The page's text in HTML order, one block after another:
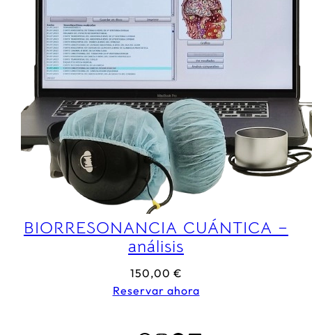
BIORRESONANCIA CUÁNTICA –
análisis
150,00 €
Reservar ahora